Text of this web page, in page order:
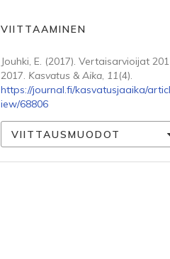
VIITTAAMINEN
Jouhki, E. (2017). Vertaisarvioijat
2017. Kasvatus & Aika, 11(4).
https://journal.fi/kasvatusjaaika/
iew/68806
VIITTAUSMUODOT